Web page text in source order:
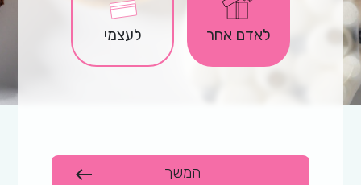
לאדם אחר לעצמי
המשך west